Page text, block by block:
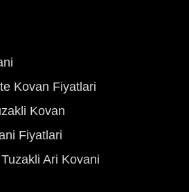
Kovan Fiyatlari
Kovan
Fiyatlari
Ari Kovani